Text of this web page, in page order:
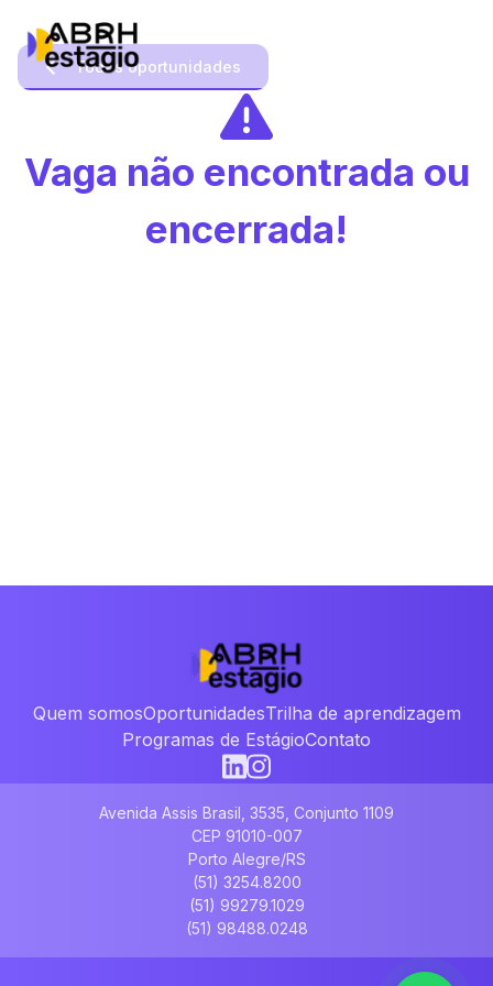
Todas oportunidades
Vaga não encontrada ou
encerrada!
Quem somosOportunidadesTrilha de aprendizagem
Programas de EstágioContato
Avenida Assis Brasil, 3535, Conjunto 1109
CEP 91010-007
Porto Alegre/RS
(51) 3254.8200
(51) 99279.1029
(51) 98488.0248